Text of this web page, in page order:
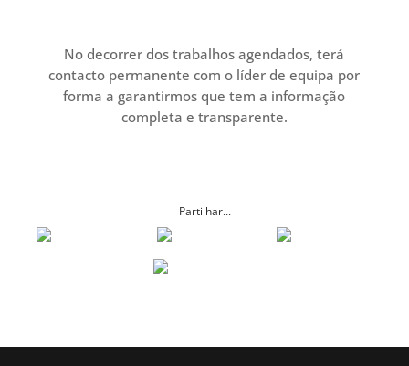
No decorrer dos trabalhos agendados, terá
contacto permanente com o líder de equipa por
forma a garantirmos que tem a informação
completa e transparente.
Partilhar...